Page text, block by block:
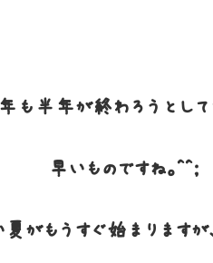
も半年が終わろうとして
早いものですね。^^;
夏がもうすぐ始まります